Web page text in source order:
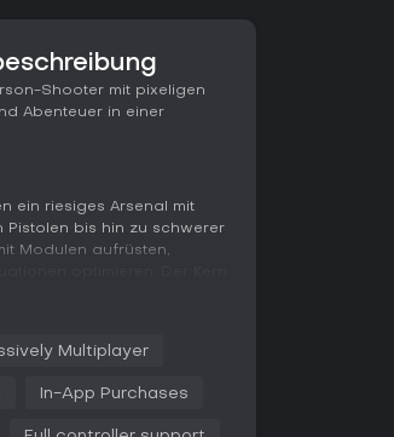
Shooter mit pixeligen
Abenteuer in einer
ein riesiges Arsenal mit
Pistolen bis hin zu schwerer
Modulen aufrüsten,
überlistet werden.
Cosmetics wie Capes
Multiplayer
In-App Purchases